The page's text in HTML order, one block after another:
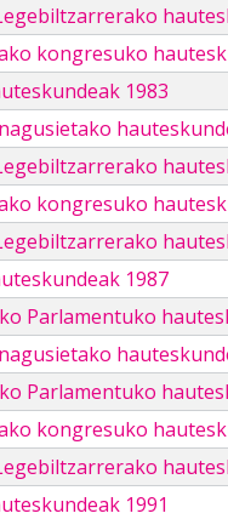
kongresuko
1983
kongresuko
1987
Parlamentuko
Parlamentuko
kongresuko
1991